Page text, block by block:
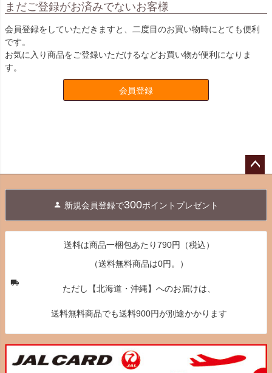
まだご登録がお済みでないお客様
会員登録をしていただきますと、二度目のお買い物時にとても便利
です。
お気に入り商品をご登録いただけるなどお買い物が便利になりま
す。
会員登録
へ
新規会員登録で300ポイントプレゼント
送料は商品一梱包あたり790円（税込）
（送料無料商品は0円。）
ただし【北海道・沖縄】へのお届けは、
送料無料商品でも送料900円が別途かかります